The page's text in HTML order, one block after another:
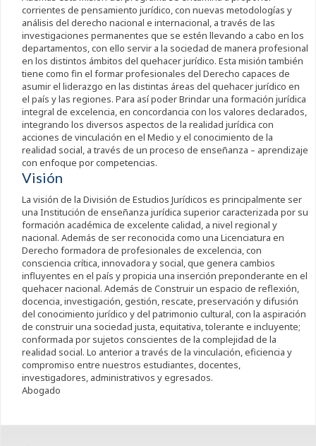
corrientes de pensamiento jurídico, con nuevas metodologías y
análisis del derecho nacional e internacional, a través de las
investigaciones permanentes que se estén llevando a cabo en los
departamentos, con ello servir a la sociedad de manera profesional
en los distintos ámbitos del quehacer jurídico. Esta misión también
tiene como fin el formar profesionales del Derecho capaces de
asumir el liderazgo en las distintas áreas del quehacer jurídico en
el país y las regiones. Para así poder Brindar una formación jurídica
integral de excelencia, en concordancia con los valores declarados,
integrando los diversos aspectos de la realidad jurídica con
acciones de vinculación en el Medio y el conocimiento de la
realidad social, a través de un proceso de enseñanza – aprendizaje
con enfoque por competencias.
Visión
La visión de la División de Estudios Jurídicos es principalmente ser
una Institución de enseñanza jurídica superior caracterizada por su
formación académica de excelente calidad, a nivel regional y
nacional. Además de ser reconocida como una Licenciatura en
Derecho formadora de profesionales de excelencia, con
consciencia crítica, innovadora y social, que genera cambios
influyentes en el país y propicia una inserción preponderante en el
quehacer nacional. Además de Construir un espacio de reflexión,
docencia, investigación, gestión, rescate, preservación y difusión
del conocimiento jurídico y del patrimonio cultural, con la aspiración
de construir una sociedad justa, equitativa, tolerante e incluyente;
conformada por sujetos conscientes de la complejidad de la
realidad social. Lo anterior a través de la vinculación, eficiencia y
compromiso entre nuestros estudiantes, docentes,
investigadores, administrativos y egresados.
Abogado